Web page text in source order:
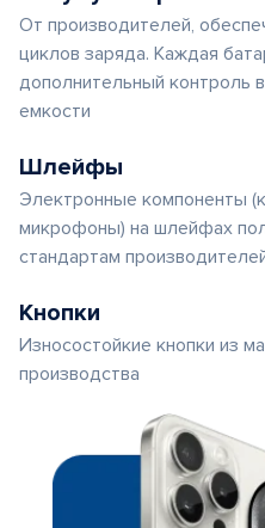
От производителей,
циклов заряда. Каждая
дополнительный контроль
емкости
Шлейфы
Электронные компоненты
микрофоны) на шлейфах
стандартам
Кнопки
Износостойкие кнопки из
производства